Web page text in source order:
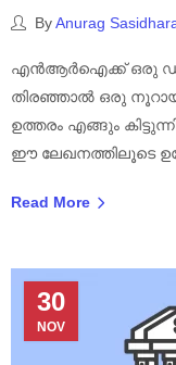
ByAnurag
എൻആർഐക്ക് ഒരു
തിരഞ്ഞാൽ ഒരു
ഉത്തരം എങ്ങും
ഈ ലേഖനത്തിലൂടെ
Read More
30
NOV